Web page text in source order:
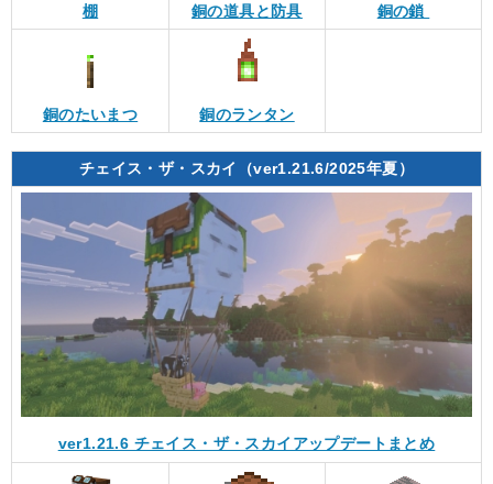
棚 銅の道具と防具 銅の鎖
銅のたいまつ 銅のランタン
チェイス・ザ・スカイ（ver1.21.6/2025年夏）
ver1.21.6 チェイス・ザ・スカイアップデートまとめ